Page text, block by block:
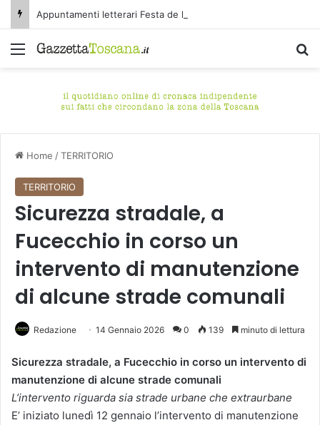
Appuntamenti letterari Festa de l’Unità Certaldo
Menu
Home /TERRITORIO
TERRITORIO
Sicurezza stradale, a
Fucecchio in corso un
intervento di manutenzione
di alcune strade comunali
Redazione 14 Gennaio 2026 0 139 minuto di lettura
Sicurezza stradale, a Fucecchio in corso un intervento di
manutenzione di alcune strade comunali
L’intervento riguarda sia strade urbane che extraurbane
E’ iniziato lunedì 12 gennaio l’intervento di manutenzione